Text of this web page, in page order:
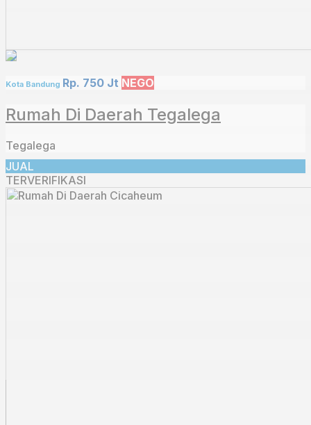
Kota Bandung Rp. 750 Jt NEGO
Rumah Di Daerah Tegalega
Tegalega
JUAL
TERVERIFIKASI